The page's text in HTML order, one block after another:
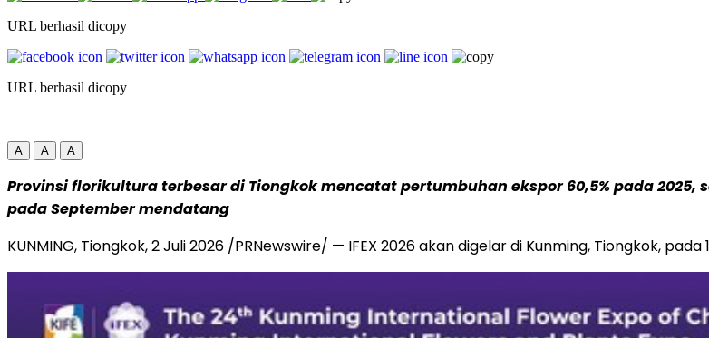
URL berhasil dicopy
URL berhasil dicopy
A A A
Provinsi florikultura terbesar di Tiongkok mencatat pertumbuhan ekspor 60,5% pada
pada September mendatang
KUNMING, Tiongkok,2 Juli 2026 /PRNewswire/ — IFEX 2026 akan digelar di Kunming, Tiongkok, pada